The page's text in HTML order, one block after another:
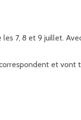
7, 8 et 9 juillet.
et